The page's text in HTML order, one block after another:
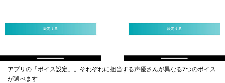
アプリの「ボイス設定」。それぞれに担当する声優さんが異なる7つのボイス
が選べます